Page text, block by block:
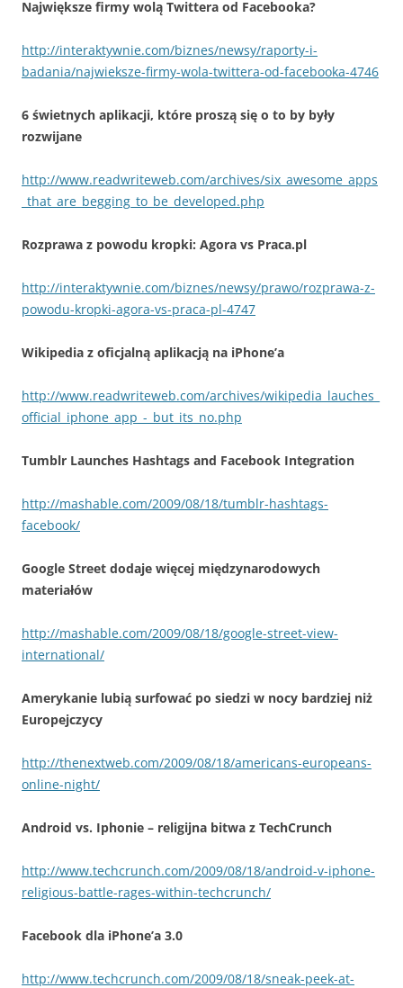
Największe firmy wolą Twittera od Facebooka?
http://interaktywnie.com/biznes/newsy/raporty-i-
badania/najwieksze-firmy-wola-twittera-od-facebooka-4746
6 świetnych aplikacji, które proszą się o to by były
rozwijane
http://www.readwriteweb.com/archives/six_awesome_apps
_that_are_begging_to_be_developed.php
Rozprawa z powodu kropki: Agora vs Praca.pl
http://interaktywnie.com/biznes/newsy/prawo/rozprawa-z-
powodu-kropki-agora-vs-praca-pl-4747
Wikipedia z oficjalną aplikacją na iPhone’a
http://www.readwriteweb.com/archives/wikipedia_lauches_
official_iphone_app_-_but_its_no.php
Tumblr Launches Hashtags and Facebook Integration
http://mashable.com/2009/08/18/tumblr-hashtags-
facebook/
Google Street dodaje więcej międzynarodowych
materiałów
http://mashable.com/2009/08/18/google-street-view-
international/
Amerykanie lubią surfować po siedzi w nocy bardziej niż
Europejczycy
http://thenextweb.com/2009/08/18/americans-europeans-
online-night/
Android vs. Iphonie – religijna bitwa z TechCrunch
http://www.techcrunch.com/2009/08/18/android-v-iphone-
religious-battle-rages-within-techcrunch/
Facebook dla iPhone’a 3.0
http://www.techcrunch.com/2009/08/18/sneak-peek-at-